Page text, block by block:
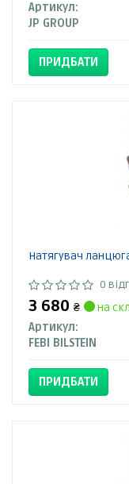
Артикул:
JP GROUP
ПРИДБАТИ
Натягувач
0
3 680 ₴
на
Артикул:
FEBI BILSTEIN
ПРИДБАТИ